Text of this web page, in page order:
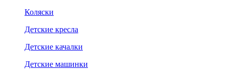
Коляски
Детские кресла
Детские качалки
Детские машинки